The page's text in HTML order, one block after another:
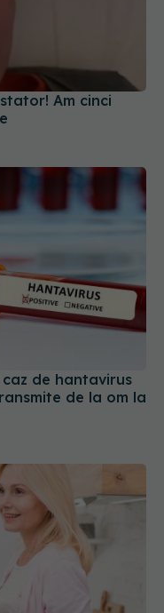
Am cinci
de hantavirus
de la om la